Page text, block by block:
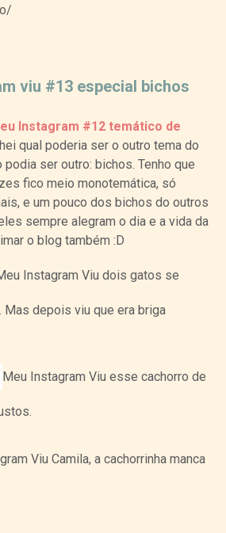
viu #13 especial bichos
Instagram #12 temático de
qual poderia ser o outro tema do
podia ser outro: bichos. Tenho que
fico meio monotemática, só
e um pouco dos bichos do outros
sempre alegram o dia e a vida da
o blog também :D
Instagram Viu dois gatos se
Mas depois viu que era briga
Meu Instagram Viu esse cachorro de
Viu Camila, a cachorrinha manca